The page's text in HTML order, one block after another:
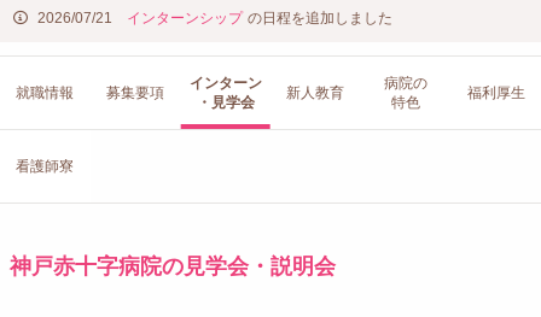
2026/07/21 インターンシップ の日程を追加しました
就職情報 募集要項
インターン
・見学会
新人教育
病院の
特色
福利厚生
看護師寮
神戸赤十字病院の見学会・説明会